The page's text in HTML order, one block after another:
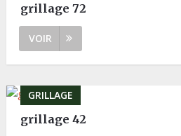
grillage 72
VOIR
GRILLAGE
grillage 42